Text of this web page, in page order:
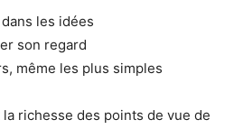
les idées
son regard
même les plus simples
richesse des points de vue de